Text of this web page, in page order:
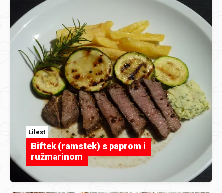
Lilest
Biftek (ramstek) s paprom i
ružmarinom